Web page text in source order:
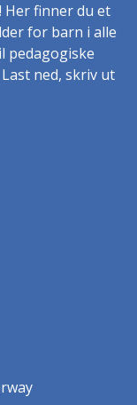
Her finner du et
for barn i alle
pedagogiske
ned, skriv ut